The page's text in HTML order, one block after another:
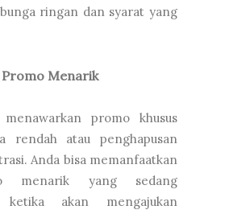
ringan dan syarat yang
Promo Menarik
promo khusus
rendah atau penghapusan
Anda bisa memanfaatkan
menarik yang sedang
ketika akan mengajukan